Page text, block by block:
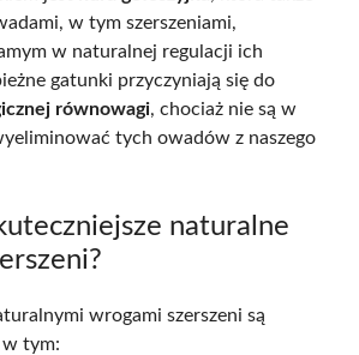
w tym szerszeniami,
w naturalnej regulacji ich
gatunki przyczyniają się do
równowagi, chociaż nie są w
tych owadów z naszego
naturalne
wrogami szerszeni są
w tym: